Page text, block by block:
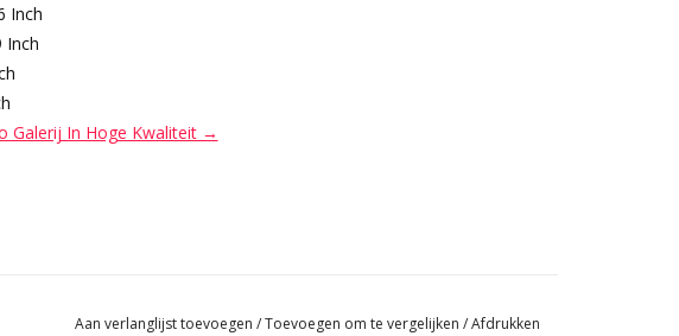
Inch
Inch
Galerij In Hoge Kwaliteit →
Aan verlanglijst toevoegen /Toevoegen om te vergelijken /Afdrukken